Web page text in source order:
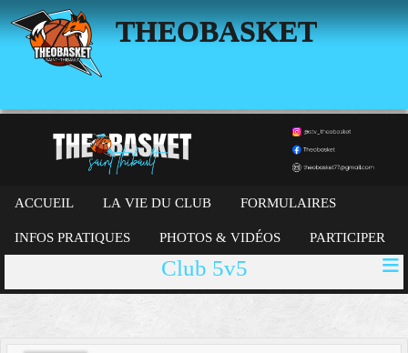
THEOBASKET
ACCUEIL LA VIE DU CLUB FORMULAIRES
INFOS PRATIQUES PHOTOS & VIDÉOS PARTICIPER
Club 5v5
Panneau de gestion des cookies